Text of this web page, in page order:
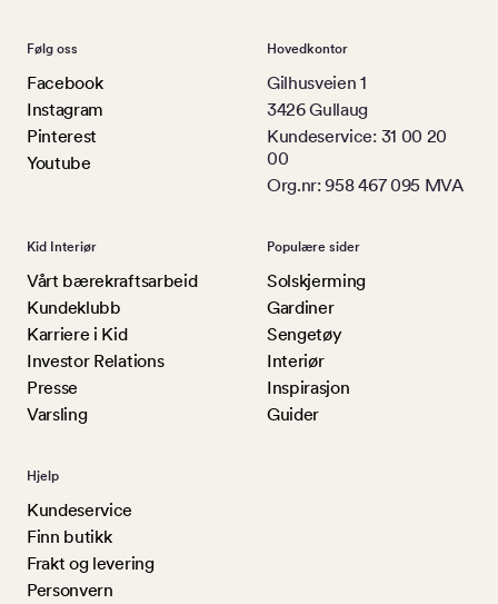
Følg oss
Facebook
Instagram
Pinterest
Youtube
Hovedkontor
Gilhusveien 1
3426 Gullaug
Kundeservice: 31 00 20
00
Org.nr: 958 467 095 MVA
Kid Interiør
Vårt bærekraftsarbeid
Kundeklubb
Karriere i Kid
Investor Relations
Presse
Varsling
Populære sider
Solskjerming
Gardiner
Sengetøy
Interiør
Inspirasjon
Guider
Hjelp
Kundeservice
Finn butikk
Frakt og levering
Personvern